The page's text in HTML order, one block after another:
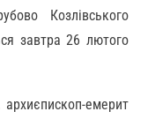
Козлівського
завтра 26 лютого
емерит